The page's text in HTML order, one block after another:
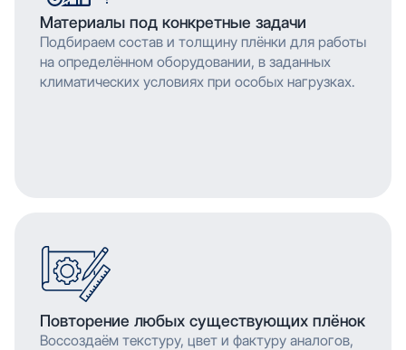
Материалы под конкретные задачи
Подбираем состав и толщину плёнки для работы
на определённом оборудовании, в заданных
климатических условиях при особых нагрузках.
Повторение любых существующих плёнок
Воссоздаём текстуру, цвет и фактуру аналогов,